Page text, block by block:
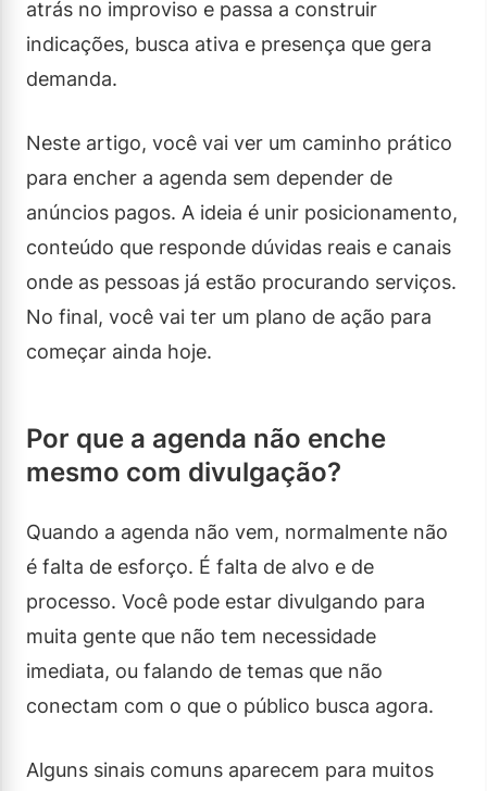
atrás no improviso e passa a construir
indicações, busca ativa e presença que gera
demanda.
Neste artigo, você vai ver um caminho prático
para encher a agenda sem depender de
anúncios pagos. A ideia é unir posicionamento,
conteúdo que responde dúvidas reais e canais
onde as pessoas já estão procurando serviços.
No final, você vai ter um plano de ação para
começar ainda hoje.
Por que a agenda não enche
mesmo com divulgação?
Quando a agenda não vem, normalmente não
é falta de esforço. É falta de alvo e de
processo. Você pode estar divulgando para
muita gente que não tem necessidade
imediata, ou falando de temas que não
conectam com o que o público busca agora.
Alguns sinais comuns aparecem para muitos